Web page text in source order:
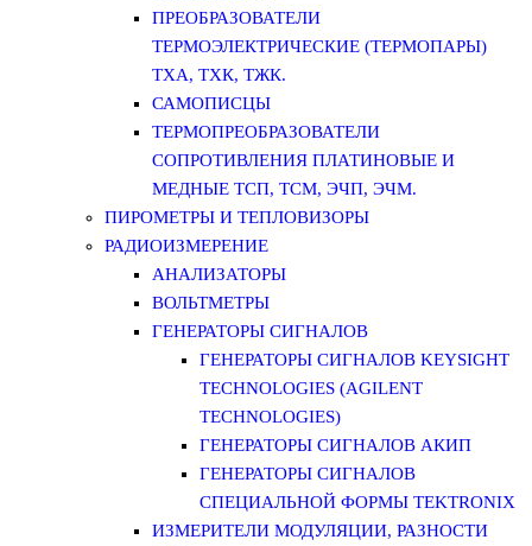
ПРЕОБРАЗОВАТЕЛИ
ТЕРМОЭЛЕКТРИЧЕСКИЕ (ТЕРМОПАРЫ)
ТХА, ТХК, ТЖК.
САМОПИСЦЫ
ТЕРМОПРЕОБРАЗОВАТЕЛИ
СОПРОТИВЛЕНИЯ ПЛАТИНОВЫЕ И
МЕДНЫЕ ТСП, ТСМ, ЭЧП, ЭЧМ.
ПИРОМЕТРЫ И ТЕПЛОВИЗОРЫ
РАДИОИЗМЕРЕНИЕ
АНАЛИЗАТОРЫ
ВОЛЬТМЕТРЫ
ГЕНЕРАТОРЫ СИГНАЛОВ
ГЕНЕРАТОРЫ СИГНАЛОВ KEYSIGHT
TECHNOLOGIES (AGILENT
TECHNOLOGIES)
ГЕНЕРАТОРЫ СИГНАЛОВ АКИП
ГЕНЕРАТОРЫ СИГНАЛОВ
СПЕЦИАЛЬНОЙ ФОРМЫ TEKTRONIX
ИЗМЕРИТЕЛИ МОДУЛЯЦИИ, РАЗНОСТИ